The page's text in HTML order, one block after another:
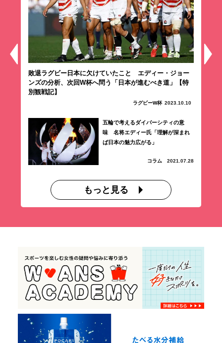
敗退ラグビー日本に欠けていたこと エディー・ジョー
ンズの分析、次回W杯へ問う「日本が進むべき道」【特
別観戦記】
ラグビーW杯 2023.10.10
五輪で考えるダイバーシティの意
味 名将エディー氏「理解が深まれ
ば日本の魅力広がる」
コラム 2021.07.28
もっと見る